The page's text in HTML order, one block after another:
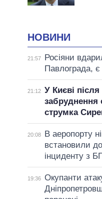
НОВИНИ
21:57
Росіяни
Павлограда,
21:12 У Києві
забруднення
струмка
20:08
В аеропорту
встановили
інциденту з
19:36 Окупанти